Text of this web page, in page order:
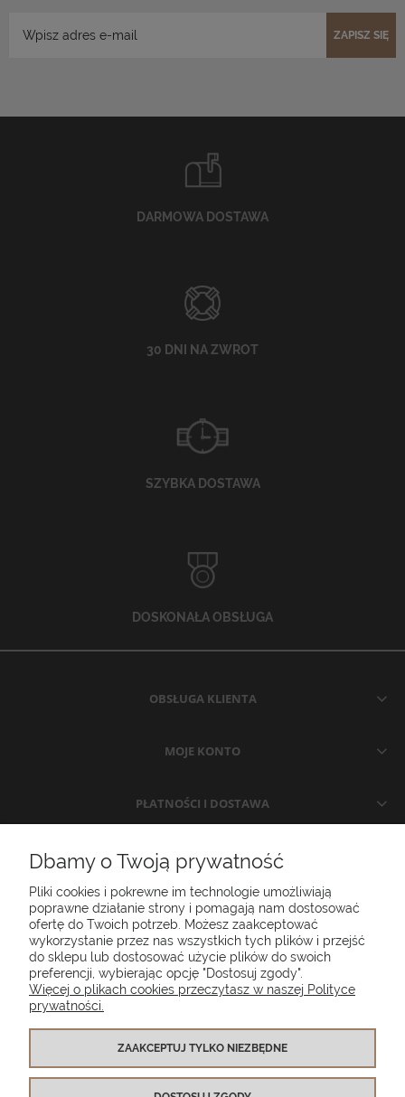
ZAPISZ SIĘ
DARMOWA DOSTAWA
30 DNI NA ZWROT
SZYBKA DOSTAWA
DOSKONAŁA OBSŁUGA
OBSŁUGA KLIENTA
MOJE KONTO
PŁATNOŚCI I DOSTAWA
INFORMACJE
O NAS
Poduszki ogrodowe Setgarden.com | Lubelska 1A, 10-409 Olsztyn |
NIP: 7391986025
(+48) 885 281 885 biuro@setgarden.com
FACEBOOK PINTEREST
Dbamy o Twoją prywatność
Pliki cookies i pokrewne im technologie umożliwiają
poprawne działanie strony i pomagają nam dostosować
ofertę do Twoich potrzeb. Możesz zaakceptować
wykorzystanie przez nas wszystkich tych plików i przejść
do sklepu lub dostosować użycie plików do swoich
preferencji, wybierając opcję "Dostosuj zgody".
Więcej o plikach cookies przeczytasz w naszej Polityce
prywatności.
ZAAKCEPTUJ TYLKO NIEZBĘDNE